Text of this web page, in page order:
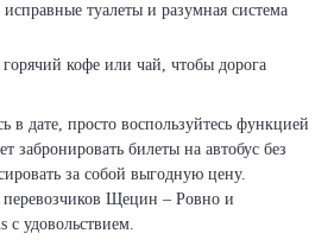
туалеты и разумная система
кофе или чай, чтобы дорога
в дате, просто воспользуйтесь функцией
забронировать билеты на автобус без
за собой выгодную цену.
Щецин – Ровно и
с удовольствием.